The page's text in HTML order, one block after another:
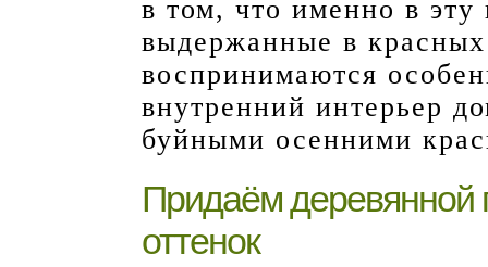
в том, что именно в
выдержанные в
воспринимаются
внутренний интерьер
буйными осенними
Придаём деревянной
оттенок